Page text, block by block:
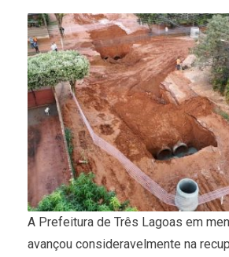
A Prefeitura de Três Lagoas em
avançou consideravelmente na